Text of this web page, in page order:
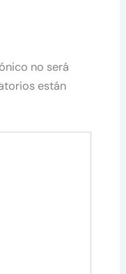
no será
están